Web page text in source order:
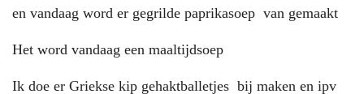
en vandaag word er gegrilde paprikasoep van gemaakt
Het word vandaag een maaltijdsoep
Ik doe er Griekse kip gehaktballetjes bij maken en ipv